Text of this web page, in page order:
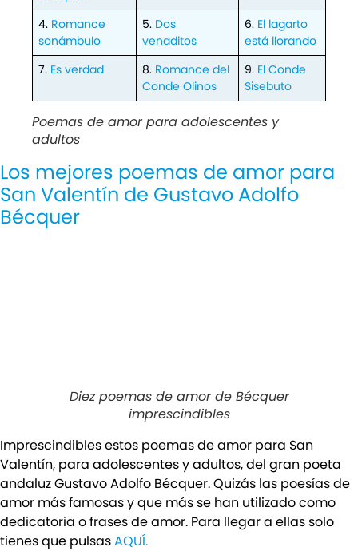
4. Romance
sonámbulo
5. Dos
venaditos
6. El lagarto
está llorando
7. Es verdad 8. Romance del
Conde Olinos
9. El Conde
Sisebuto
Poemas de amor para adolescentes y
adultos
Los mejores poemas de amor para
San Valentín de Gustavo Adolfo
Bécquer
Diez poemas de amor de Bécquer
imprescindibles
Imprescindibles estos poemas de amor para San
Valentín, para adolescentes y adultos, del gran poeta
andaluz Gustavo Adolfo Bécquer. Quizás las poesías de
amor más famosas y que más se han utilizado como
dedicatoria o frases de amor. Para llegar a ellas solo
tienes que pulsasAQUÍ.